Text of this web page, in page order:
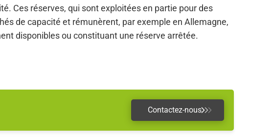
Ces réserves, qui sont exploitées en partie pour des
de capacité et rémunèrent, par exemple en Allemagne,
disponibles ou constituant une réserve arrêtée.
Contactez-nous